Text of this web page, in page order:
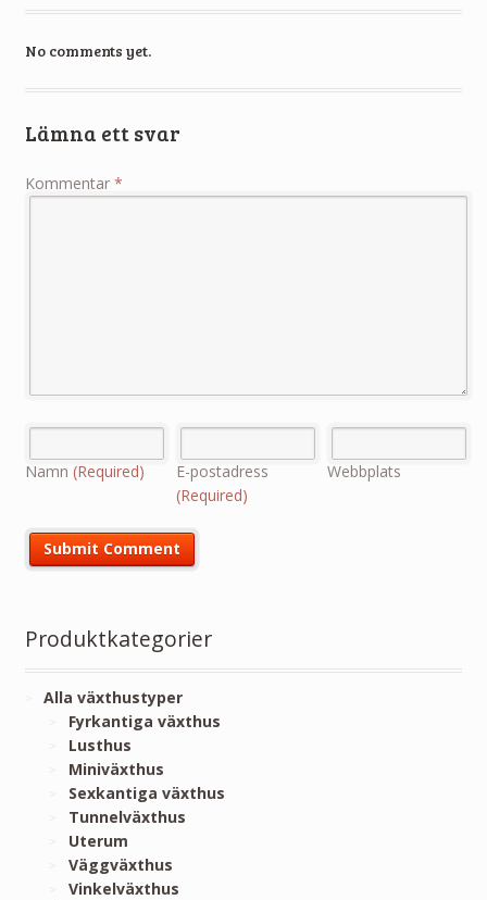
No comments yet.
Lämna ett svar
Kommentar *
Namn (Required)
E-postadress
(Required)
Webbplats
Produktkategorier
Alla växthustyper
Fyrkantiga växthus
Lusthus
Miniväxthus
Sexkantiga växthus
Tunnelväxthus
Uterum
Väggväxthus
Vinkelväxthus